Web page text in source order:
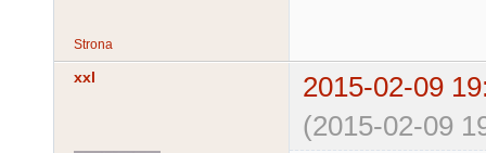
Strona
xxl
2015-02-09
(2015-02-09